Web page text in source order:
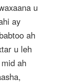
u
ay
ah
u leh
ah